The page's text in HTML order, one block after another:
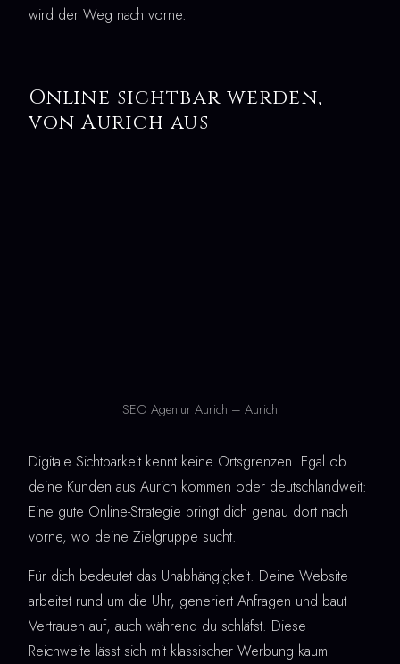
wird der Weg nach vorne.
Online sichtbar werden,
von Aurich aus
SEO Agentur Aurich – Aurich
Digitale Sichtbarkeit kennt keine Ortsgrenzen. Egal ob
deine Kunden aus Aurich kommen oder deutschlandweit:
Eine gute Online-Strategie bringt dich genau dort nach
vorne, wo deine Zielgruppe sucht.
Für dich bedeutet das Unabhängigkeit. Deine Website
arbeitet rund um die Uhr, generiert Anfragen und baut
Vertrauen auf, auch während du schläfst. Diese
Reichweite lässt sich mit klassischer Werbung kaum